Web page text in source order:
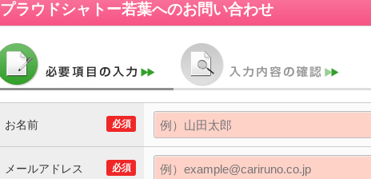
プラウドシャトー若葉へのお問い合わせ
必須
お名前
必須
メールアドレス